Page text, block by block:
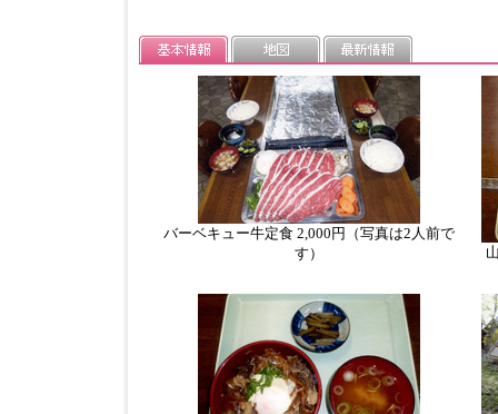
バーベキュー牛定食 2,000円（写真は2人前で
す）